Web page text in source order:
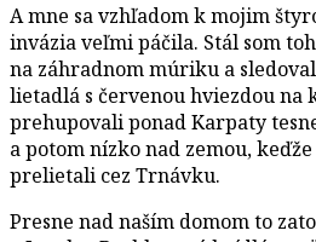
A mne sa vzhľadom k mojim
invázia veľmi páčila. Stál som
na záhradnom múriku a
lietadlá s červenou hviezdou na
prehupovali ponad Karpaty
a potom nízko nad zemou,
prelietali cez Trnávku.
Presne nad naším domom to